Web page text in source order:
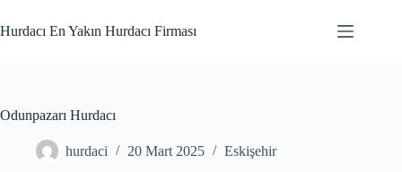
to
content
Hurdacı En Yakın Hurdacı Firması
Odunpazarı Hurdacı
hurdaci 20 Mart 2025 Eskişehir